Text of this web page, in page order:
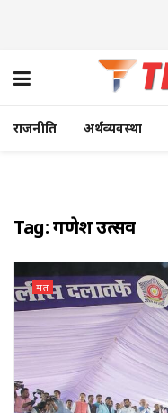
राजनीति अर्थव्यवस्था
Tag:गणेश उत्सव
मत